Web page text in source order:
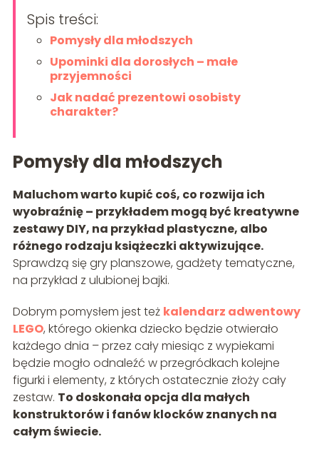
Spis treści:
Pomysły dla młodszych
Upominki dla dorosłych – małe
przyjemności
Jak nadać prezentowi osobisty
charakter?
Pomysły dla młodszych
Maluchom warto kupić coś, co rozwija ich
wyobraźnię – przykładem mogą być kreatywne
zestawy DIY, na przykład plastyczne, albo
różnego rodzaju książeczki aktywizujące.
Sprawdzą się gry planszowe, gadżety tematyczne,
na przykład z ulubionej bajki.
Dobrym pomysłem jest też kalendarz adwentowy
LEGO, którego okienka dziecko będzie otwierało
każdego dnia – przez cały miesiąc z wypiekami
będzie mogło odnaleźć w przegródkach kolejne
figurki i elementy, z których ostatecznie złoży cały
zestaw. To doskonała opcja dla małych
konstruktorów i fanów klocków znanych na
całym świecie.